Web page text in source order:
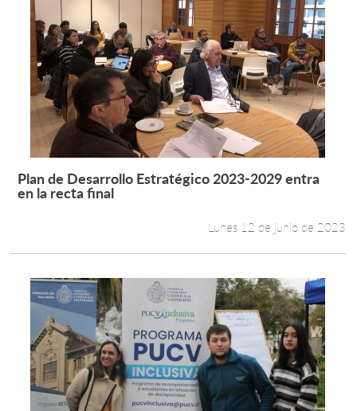
Leer más +
Plan de Desarrollo Estratégico 2023-2029 entra
en la recta final
Lunes 12 de junio de 2023